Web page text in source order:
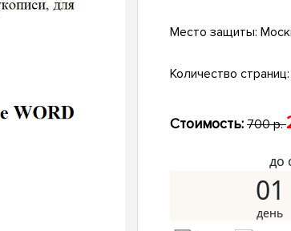
Место защиты:
Количество страниц:
Стоимость: 700 р.
до
01